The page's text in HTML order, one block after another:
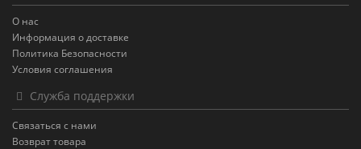
О нас
Информация о доставке
Политика Безопасности
Условия соглашения
Служба поддержки
Связаться с нами
Возврат товара